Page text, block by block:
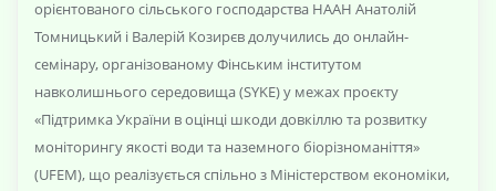
орієнтованого сільського господарства НААН Анатолій
Томницький і Валерій Козирєв долучились до онлайн-
семінару, організованому Фінським інститутом
навколишнього середовища (SYKE) у межах проєкту
«Підтримка України в оцінці шкоди довкіллю та розвитку
моніторингу якості води та наземного біорізноманіття»
(UFEM), що реалізується спільно з Міністерством економіки,